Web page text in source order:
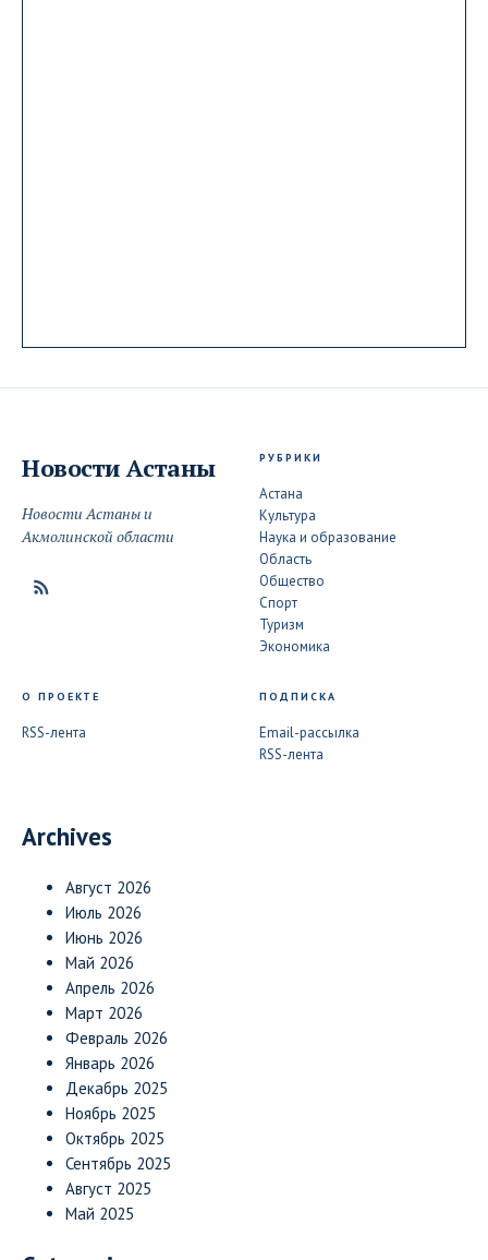
Новости Астаны
Новости Астаны и
Акмолинской области
РУБРИКИ
Астана
Культура
Наука и образование
Область
Общество
Спорт
Туризм
Экономика
О ПРОЕКТЕ
RSS-лента
ПОДПИСКА
Email-рассылка
RSS-лента
Archives
Август 2026
Июль 2026
Июнь 2026
Май 2026
Апрель 2026
Март 2026
Февраль 2026
Январь 2026
Декабрь 2025
Ноябрь 2025
Октябрь 2025
Сентябрь 2025
Август 2025
Май 2025